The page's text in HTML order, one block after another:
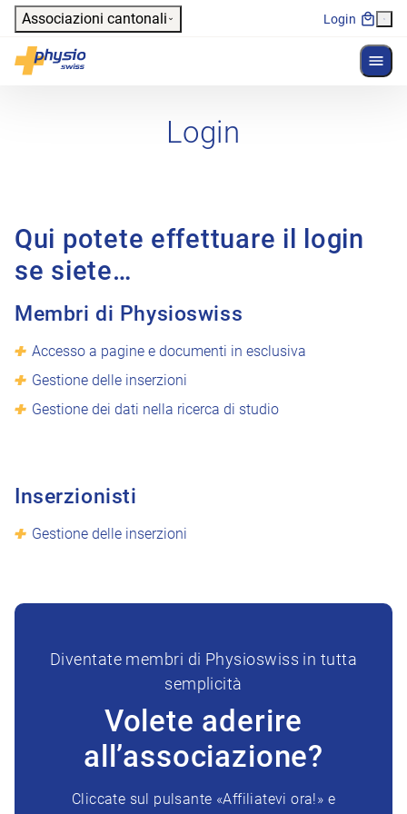
Header
Associazioni cantonali Login
Physioswiss
Navigazione principale
Login
Qui potete effettuare il login
se siete…
Membri di Physioswiss
Accesso a pagine e documenti in esclusiva
Gestione delle inserzioni
Gestione dei dati nella ricerca di studio
Inserzionisti
Gestione delle inserzioni
Diventate membri di Physioswiss in tutta
semplicità
Volete aderire
all’associazione?
Cliccate sul pulsante «Affiliatevi ora!» e